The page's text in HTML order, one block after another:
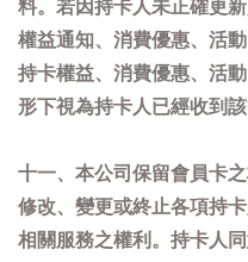
料。若因持卡人未正確更
權益通知、消費優惠、活
持卡權益、消費優惠、活
形下視為持卡人已經收到該
十一、本公司保留會員卡
修改、變更或終止各項持
相關服務之權利。持卡人